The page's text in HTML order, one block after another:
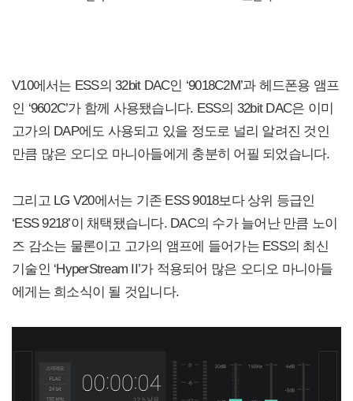
V10에서는 ESS의 32bit DAC인 ‘9018C2M’과 헤드폰용 앰프
인 ‘9602C’가 함께 사용됐습니다. ESS의 32bit DAC은 이미
고가의 DAP에도 사용되고 있을 정도로 널리 알려진 것인
만큼 많은 오디오 마니아들에게 충분히 어필 되었습니다.
그리고 LG V20에서는 기존 ESS 9018보다 상위 등급인
‘ESS 9218’이 채택됐습니다. DAC의 수가 늘어난 만큼 노이
즈 감소는 물론이고 고가의 앰프에 들어가는 ESS의 최신
기술인 ‘HyperStream II’가 적용되어 많은 오디오 마니아들
에게는 희소식이 될 것입니다.